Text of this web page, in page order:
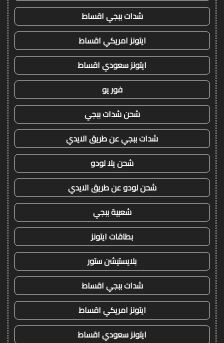
شدات ببجي اقساط
ايتونز امريكي اقساط
ايتونز سعودي اقساط
فور يو
شحن شدات ببجي
شدات ببجي عن طريق الايدي
شحن يلا لودو
شحن لودو عن طريق الايدي
شعبية ببجي
بطاقات ايتونز
بلايستيشن ستور
شدات ببجي اقساط
ايتونز امريكي اقساط
ايتونز سعودي اقساط